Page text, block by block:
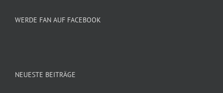
WERDE FAN AUF FACEBOOK
NEUESTE BEITRÄGE